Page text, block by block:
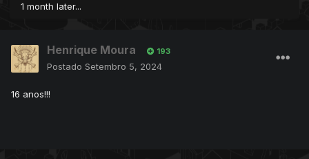
1 month later...
Henrique Moura 193
Postado Setembro 5, 2024
16 anos!!!